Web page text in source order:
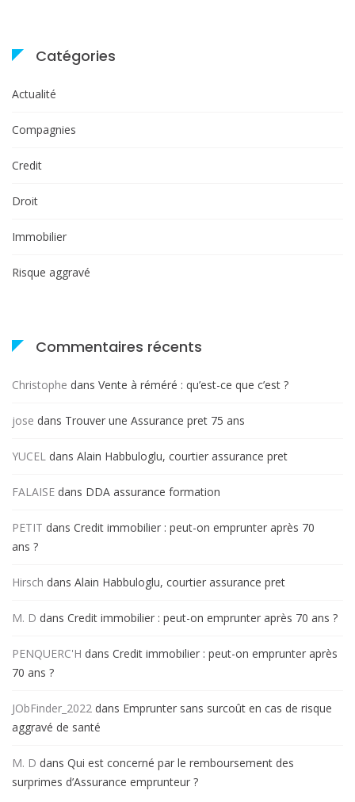
Catégories
Actualité
Compagnies
Credit
Droit
Immobilier
Risque aggravé
Commentaires récents
Christophe dans Vente à réméré : qu’est-ce que c’est ?
jose dans Trouver une Assurance pret 75 ans
YUCEL dans Alain Habbuloglu, courtier assurance pret
FALAISE dans DDA assurance formation
PETIT dans Credit immobilier : peut-on emprunter après 70
ans ?
Hirsch dans Alain Habbuloglu, courtier assurance pret
M. D dans Credit immobilier : peut-on emprunter après 70 ans ?
PENQUERC'H dans Credit immobilier : peut-on emprunter après
70 ans ?
JObFinder_2022 dans Emprunter sans surcoût en cas de risque
aggravé de santé
M. D dans Qui est concerné par le remboursement des
surprimes d’Assurance emprunteur ?